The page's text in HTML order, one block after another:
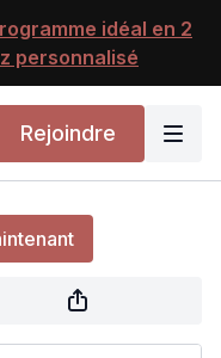
idéal en 2
personnalisé
Rejoindre